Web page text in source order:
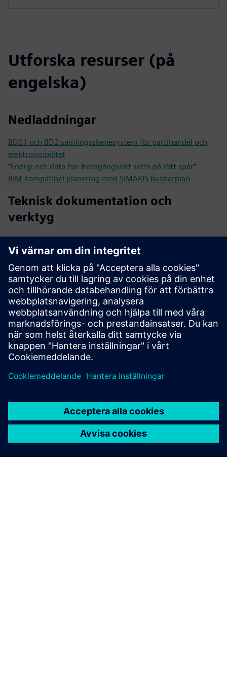
Utforska resurser (på
engelska)
Nedladdningar
BD01 och BD2 samlingsskenesystem för partihandel och
elektromobilitet
”Energi och data har framgångsrikt satts på rätt spår”
BIM-kompatibel planering med SIMARIS busbarplan
Teknisk dokumentation och
verktyg
Teknisk dokumentation
Verktyg
Kataloger och online
beställningssystem
Katalog LV70
Katalog LV10
SIVACON 8PS - BD2-system på SiePortal